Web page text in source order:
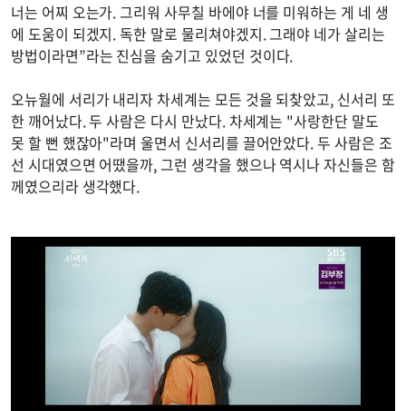
너는 어찌 오는가. 그리워 사무칠 바에야 너를 미워하는 게 네 생
에 도움이 되겠지. 독한 말로 물리쳐야겠지. 그래야 네가 살리는
방법이라면”라는 진심을 숨기고 있었던 것이다.
오뉴월에 서리가 내리자 차세계는 모든 것을 되찾았고, 신서리 또
한 깨어났다. 두 사람은 다시 만났다. 차세계는 "사랑한단 말도
못 할 뻔 했잖아"라며 울면서 신서리를 끌어안았다. 두 사람은 조
선 시대였으면 어땠을까, 그런 생각을 했으나 역시나 자신들은 함
께였으리라 생각했다.